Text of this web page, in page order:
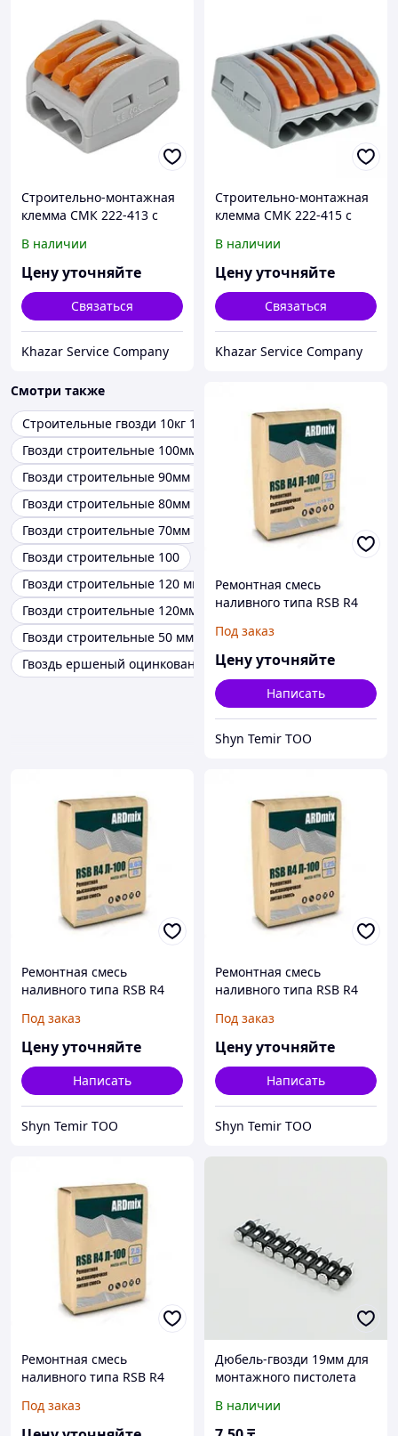
Строительно-монтажная
клемма СМК 222-413 с
0,08-2,5мм2 (100шт.) EKF
PROxima
В наличии
Цену уточняйте
Связаться
Khazar Service Company
Строительно-монтажная
клемма СМК 222-415 с
0,08-2,5мм2 (100шт.) EKF
PROxima
В наличии
Цену уточняйте
Связаться
Khazar Service Company
Смотри также
Строительные гвозди 10кг 100мм
Гвозди строительные 100мм х 4мм
Гвозди строительные 90мм
Гвозди строительные 80мм
Гвозди строительные 70мм
Гвозди строительные 100
Гвозди строительные 120 мм
Гвозди строительные 120мм
Гвозди строительные 50 мм
Гвоздь ершеный оцинкованный 100 мм
Ремонтная смесь
наливного типа RSB R4
500 мм)
Под заказ
Цену уточняйте
Написать
Shyn Temir ТОО
Ремонтная смесь
наливного типа RSB R4
мм)
Под заказ
Цену уточняйте
Написать
Shyn Temir ТОО
Ремонтная смесь
наливного типа RSB R4
мм)
Под заказ
Цену уточняйте
Написать
Shyn Temir ТОО
Ремонтная смесь
наливного типа RSB R4
мм)
Под заказ
Дюбель-гвозди 19мм для
монтажного пистолета
В наличии